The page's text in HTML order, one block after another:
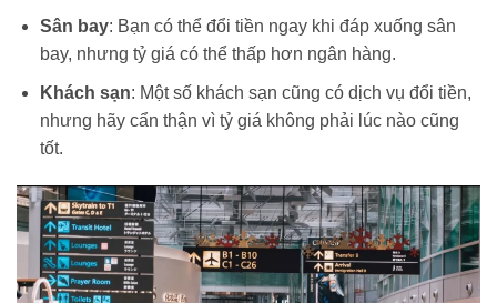
Sân bay: Bạn có thể đổi tiền ngay khi đáp xuống sân
bay, nhưng tỷ giá có thể thấp hơn ngân hàng.
Khách sạn: Một số khách sạn cũng có dịch vụ đổi tiền,
nhưng hãy cẩn thận vì tỷ giá không phải lúc nào cũng
tốt.